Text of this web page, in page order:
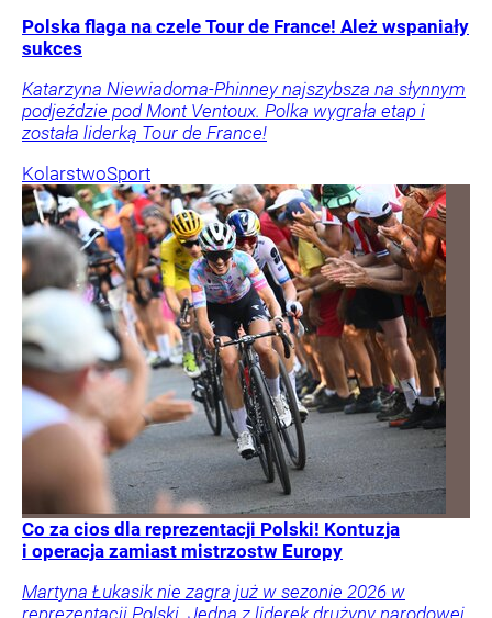
Polska flaga na czele Tour de France! Ależ wspaniały
sukces
Katarzyna Niewiadoma-Phinney najszybsza na słynnym
podjeździe pod Mont Ventoux. Polka wygrała etap i
została liderką Tour de France!
KolarstwoSport
Co za cios dla reprezentacji Polski! Kontuzja
i operacja zamiast mistrzostw Europy
Martyna Łukasik nie zagra już w sezonie 2026 w